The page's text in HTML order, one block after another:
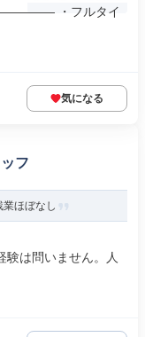
・フルタイ
気になる
フ
ほぼなし
験は問いません。人